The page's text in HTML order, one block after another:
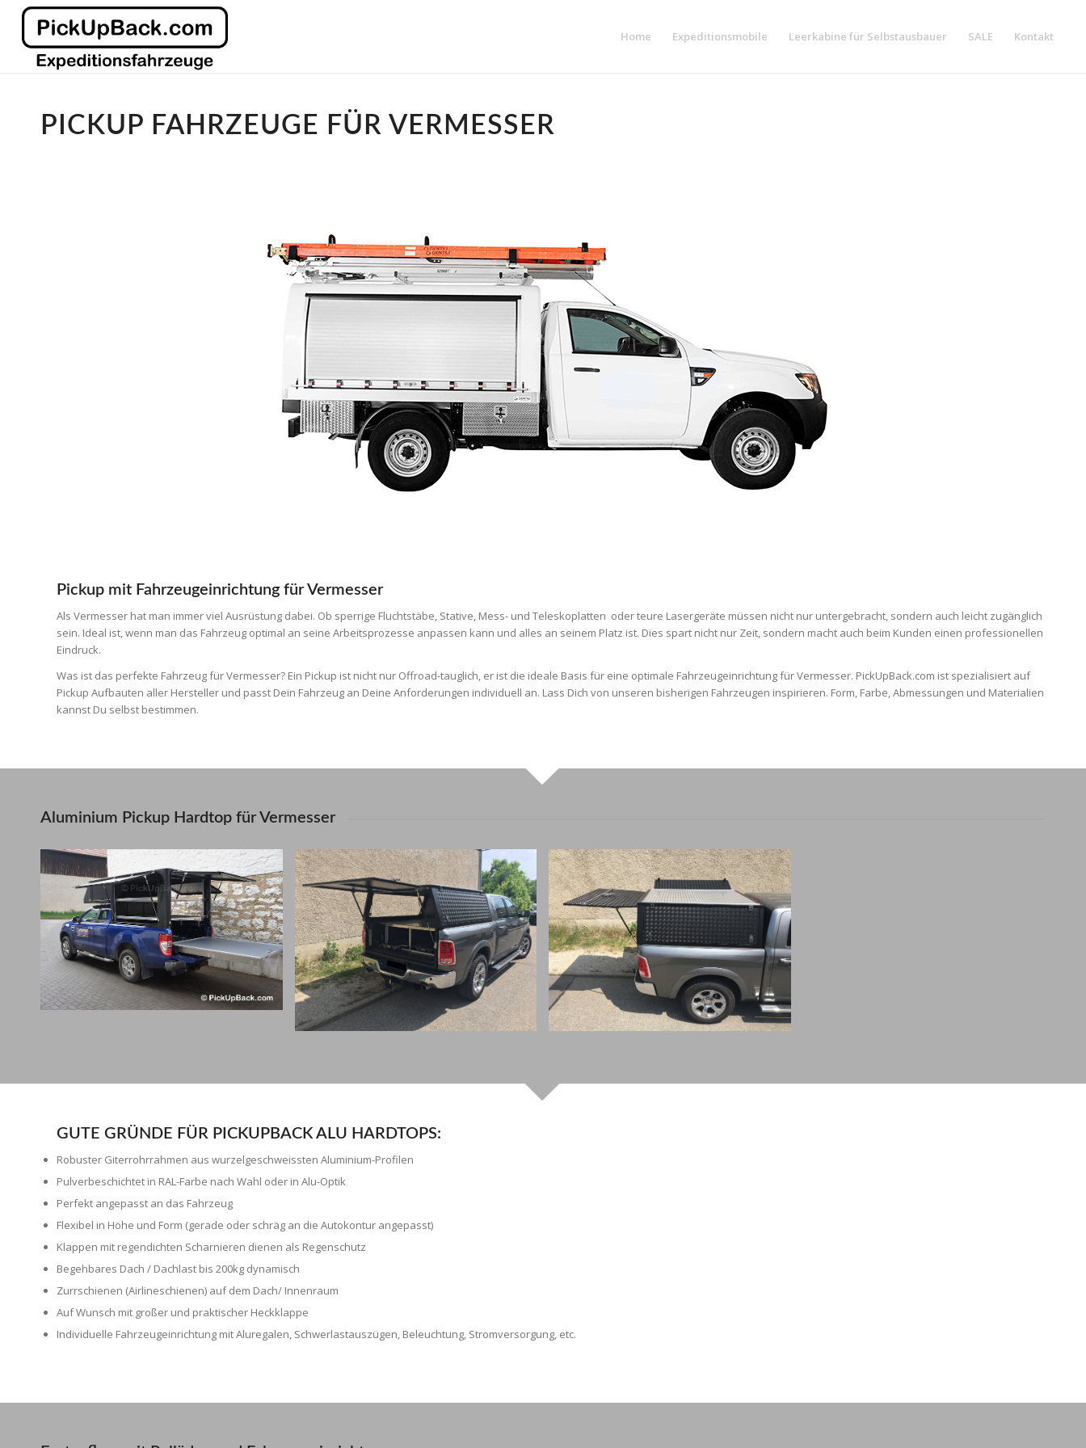
Home Expeditionsmobile Leerkabine für Selbstausbauer SALE Kontakt
PICKUP FAHRZEUGE FÜR VERMESSER
Pickup mit Fahrzeugeinrichtung für Vermesser
Als Vermesser hat man immer viel Ausrüstung dabei. Ob sperrige Fluchtstäbe, Stative, Mess- und Teleskoplatten oder teure Lasergeräte müssen nicht nur untergebracht, sondern auch leicht zugänglich
sein. Ideal ist, wenn man das Fahrzeug optimal an seine Arbeitsprozesse anpassen kann und alles an seinem Platz ist. Dies spart nicht nur Zeit, sondern macht auch beim Kunden einen professionellen
Eindruck.
Was ist das perfekte Fahrzeug für Vermesser? Ein Pickup ist nicht nur Offroad-tauglich, er ist die ideale Basis für eine optimale Fahrzeugeinrichtung für Vermesser. PickUpBack.com ist spezialisiert auf
Pickup Aufbauten aller Hersteller und passt Dein Fahrzeug an Deine Anforderungen individuell an. Lass Dich von unseren bisherigen Fahrzeugen inspirieren. Form, Farbe, Abmessungen und Materialien
kannst Du selbst bestimmen.
Aluminium Pickup Hardtop für Vermesser
GUTE GRÜNDE FÜR PICKUPBACK ALU HARDTOPS:
Robuster Giterrohrrahmen aus wurzelgeschweissten Aluminium-Profilen
Pulverbeschichtet in RAL-Farbe nach Wahl oder in Alu-Optik
Perfekt angepasst an das Fahrzeug
Flexibel in Höhe und Form (gerade oder schräg an die Autokontur angepasst)
Klappen mit regendichten Scharnieren dienen als Regenschutz
Begehbares Dach / Dachlast bis 200kg dynamisch
Zurrschienen (Airlineschienen) auf dem Dach/ Innenraum
Auf Wunsch mit großer und praktischer Heckklappe
Individuelle Fahrzeugeinrichtung mit Aluregalen, Schwerlastauszügen, Beleuchtung, Stromversorgung, etc.